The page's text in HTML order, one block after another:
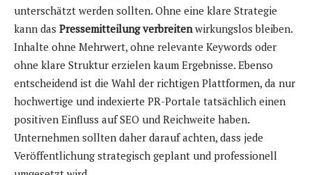
unterschätzt werden sollten. Ohne eine klare Strategie
kann das Pressemitteilung verbreiten wirkungslos bleiben.
Inhalte ohne Mehrwert, ohne relevante Keywords oder
ohne klare Struktur erzielen kaum Ergebnisse. Ebenso
entscheidend ist die Wahl der richtigen Plattformen, da nur
hochwertige und indexierte PR-Portale tatsächlich einen
positiven Einfluss auf SEO und Reichweite haben.
Unternehmen sollten daher darauf achten, dass jede
Veröffentlichung strategisch geplant und professionell